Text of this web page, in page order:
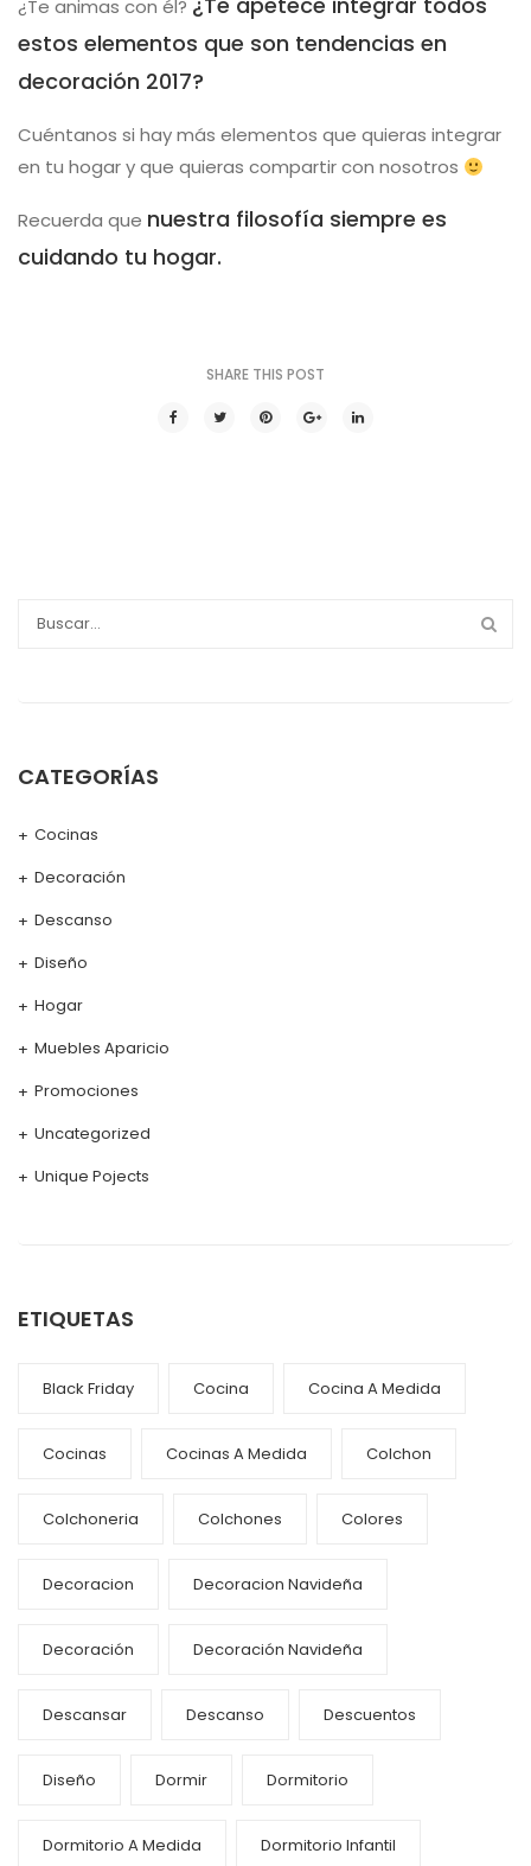
¿Te animas con él?
estos elementos que son tendencias en
decoración 2017?
Cuéntanos si hay más elementos que quieras integrar
en tu hogar y que quieras compartir con nosotros
Recuerda que nuestra filosofía siempre es
cuidando tu hogar.
SHARE THIS POST
CATEGORÍAS
Cocinas
Decoración
Descanso
Diseño
Hogar
Muebles Aparicio
Promociones
Uncategorized
Unique Pojects
ETIQUETAS
Black Friday Cocina Cocina A Medida
Cocinas Cocinas A Medida Colchon
Colchoneria Colchones Colores
Decoracion Decoracion Navideña
Decoración Decoración Navideña
Descansar Descanso Descuentos
Diseño Dormir Dormitorio
Dormitorio A Medida Dormitorio Infantil